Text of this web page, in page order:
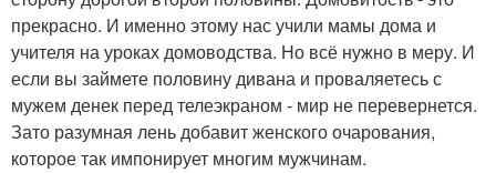
прекрасно. И именно этому нас учили мамы дома и
учителя на уроках домоводства. Но всё нужно в меру. И
если вы займете половину дивана и проваляетесь с
мужем денек перед телеэкраном - мир не перевернется.
Зато разумная лень добавит женского очарования,
которое так импонирует многим мужчинам.